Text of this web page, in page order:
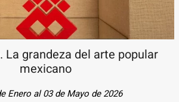
La grandeza del arte popular
mexicano
Enero al 03 de Mayo de 2026